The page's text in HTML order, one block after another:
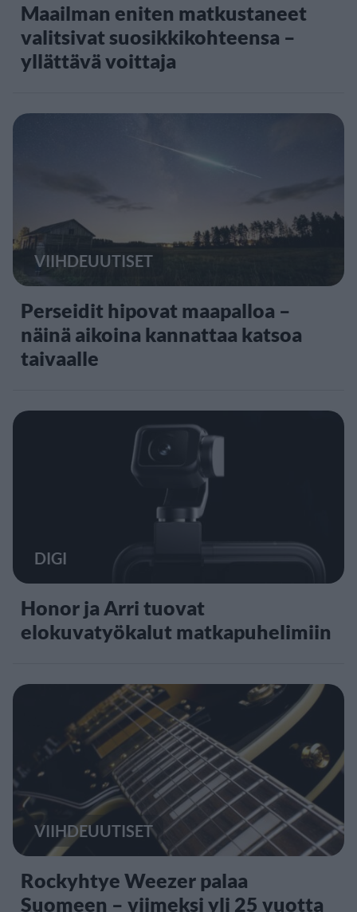
Maailman eniten matkustaneet
valitsivat suosikkikohteensa –
yllättävä voittaja
VIIHDEUUTISET
Perseidit hipovat maapalloa –
näinä aikoina kannattaa katsoa
taivaalle
DIGI
Honor ja Arri tuovat
elokuvatyökalut matkapuhelimiin
VIIHDEUUTISET
Rockyhtye Weezer palaa
Suomeen – viimeksi yli 25 vuotta